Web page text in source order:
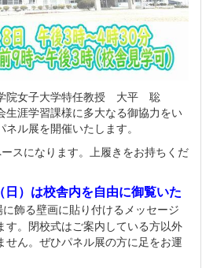
院女子大学特任教授 大平 聡
生涯学習課様に多大なる御協力をい
ル展を開催いたします。
スになります。上履きをお持ちくだ
）は校舎内を自由に御覧いた
飾る壁画に貼り付けるメッセージ
す。閉校式はご案内している方以外
せん。ぜひパネル展の方に足をお運